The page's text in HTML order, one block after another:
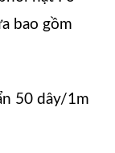
bao gồm
50 dây/1m